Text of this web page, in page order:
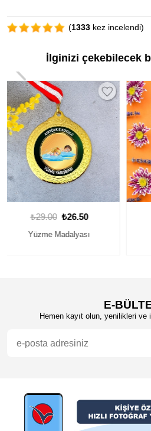
(1333 kez incelendi)
İlginizi çekebilecek
₺29.00 ₺26.50
Yüzme Madalyası
E-
Hemen kayıt olun, yenilikleri ve